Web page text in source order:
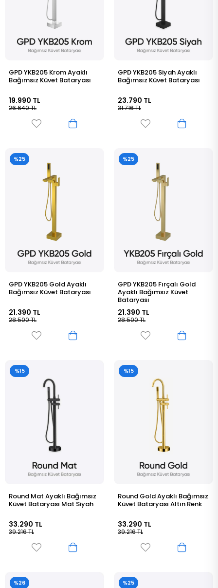
GPD YKB205 Krom Ayaklı
Bağımsız Küvet Bataryası
19.990 TL
26.640 TL
GPD YKB205 Siyah Ayaklı
Bağımsız Küvet Bataryası
23.790 TL
31.716 TL
GPD YKB205 Gold Ayaklı
Bağımsız Küvet Bataryası
21.390 TL
28.500 TL
%25
GPD YKB205 Fırçalı Gold
Ayaklı Bağımsız Küvet
Bataryası
21.390 TL
28.500 TL
%25
Round Mat Ayaklı Bağımsız
Küvet Bataryası Mat Siyah
33.290 TL
39.216 TL
%15
Round Gold Ayaklı Bağımsız
Küvet Bataryası Altın Renk
33.290 TL
39.216 TL
%15
%26 %25